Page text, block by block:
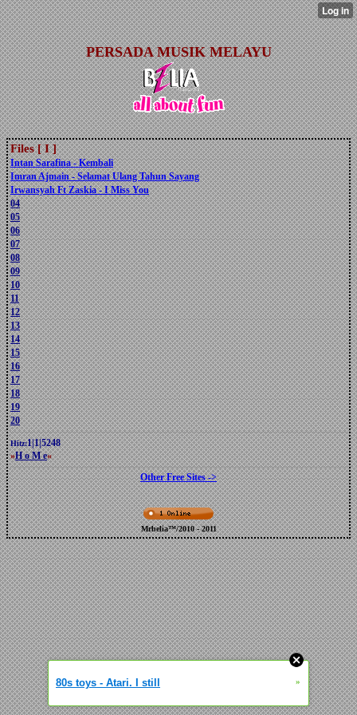
PERSADA MUSIK MELAYU
Files [ I ]
Intan Sarafina - Kembali
Imran Ajmain - Selamat Ulang Tahun Sayang
Irwansyah Ft Zaskia - I Miss You
04
05
06
07
08
09
10
11
12
13
14
15
16
17
18
19
20
Hitz:1|1|5248
»H o M e«
Other Free Sites ->
Mrbelia™/2010 - 2011
80s toys - Atari. I still »